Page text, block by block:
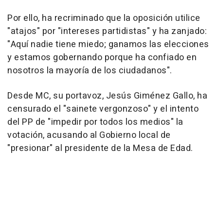
Por ello, ha recriminado que la oposición utilice
"atajos" por "intereses partidistas" y ha zanjado:
"Aquí nadie tiene miedo; ganamos las elecciones
y estamos gobernando porque ha confiado en
nosotros la mayoría de los ciudadanos".
Desde MC, su portavoz, Jesús Giménez Gallo, ha
censurado el "sainete vergonzoso" y el intento
del PP de "impedir por todos los medios" la
votación, acusando al Gobierno local de
"presionar" al presidente de la Mesa de Edad.